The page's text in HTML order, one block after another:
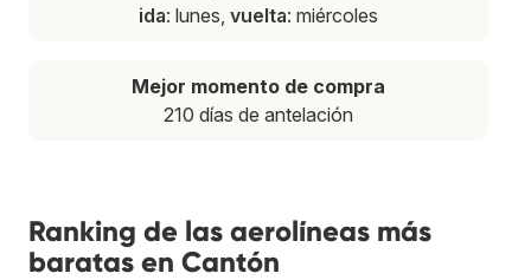
ida: lunes, vuelta: miércoles
Mejor momento de compra
210 días de antelación
Ranking de las aerolíneas más
baratas en Cantón